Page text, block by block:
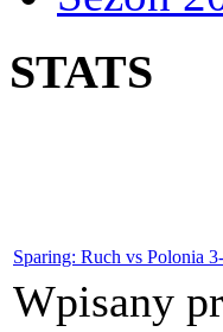
STATS
Sparing: Ruch vs Polonia
Wpisany